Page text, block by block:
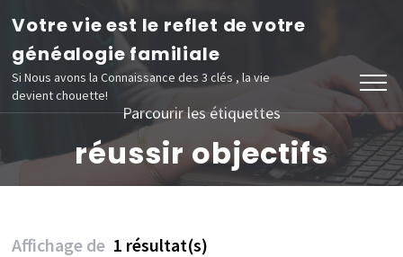
Aller
contenu
(Pressez
Votre vie est le reflet de votre
généalogie familiale
Si Nous avons la Connaissance des 3 clés , la vie
devient chouette!
Parcourir les étiquettes
réussir objectifs
Affichage de 1 résultat(s)